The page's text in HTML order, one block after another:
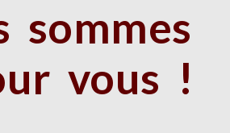
sommes
vous !